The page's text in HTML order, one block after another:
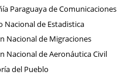
Paraguaya de Comunicaciones
Nacional de Estadistica
Nacional de Migraciones
Nacional de Aeronáutica Civil
del Pueblo